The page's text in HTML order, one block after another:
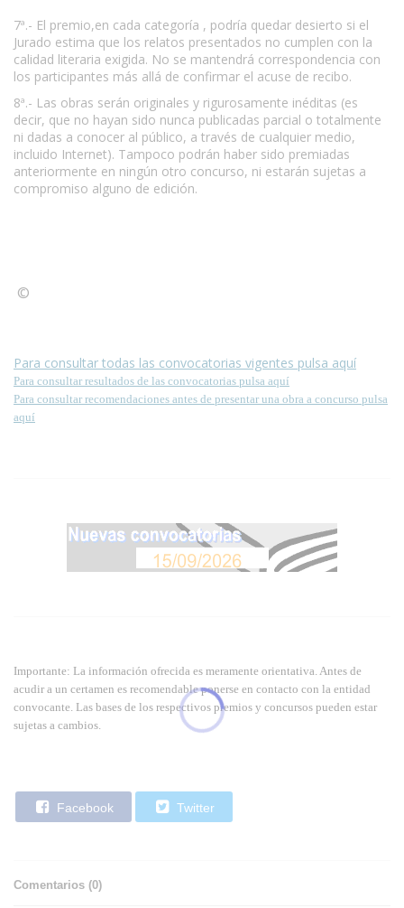
7ª.- El premio,en cada categoría , podría quedar desierto si el
Jurado estima que los relatos presentados no cumplen con la
calidad literaria exigida. No se mantendrá correspondencia con
los participantes más allá de confirmar el acuse de recibo.
8ª.- Las obras serán originales y rigurosamente inéditas (es
decir, que no hayan sido nunca publicadas parcial o totalmente
ni dadas a conocer al público, a través de cualquier medio,
incluido Internet). Tampoco podrán haber sido premiadas
anteriormente en ningún otro concurso, ni estarán sujetas a
compromiso alguno de edición.
©
Para consultar todas las convocatorias vigentes pulsa aquí
Para consultar resultados de las convocatorias pulsa aquí
Para consultar recomendaciones antes de presentar una obra a concurso pulsa
aquí
Importante: La información ofrecida es meramente orientativa. Antes de
acudir a un certamen es recomendable ponerse en contacto con la entidad
convocante. Las bases de los respectivos premios y concursos pueden estar
sujetas a cambios.
Facebook Twitter
Comentarios (0)